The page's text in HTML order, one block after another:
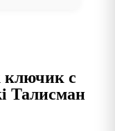
с
Талисман